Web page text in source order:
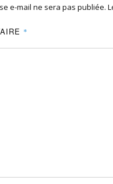
e-mail ne sera pas publiée.
*